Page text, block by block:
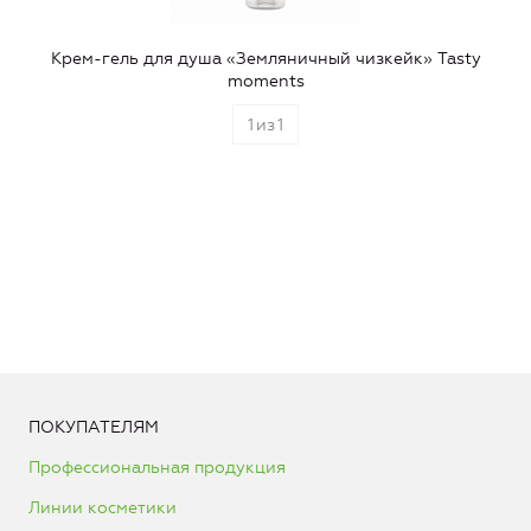
Крем-гель для душа «Земляничный чизкейк» Tasty
moments
1 из1
ПОКУПАТЕЛЯМ
Профессиональная продукция
Линии косметики